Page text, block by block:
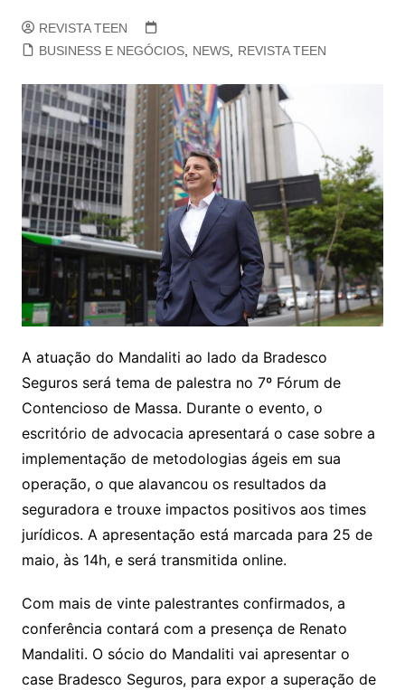
REVISTA TEEN
BUSINESS E NEGÓCIOS, NEWS, REVISTA TEEN
A atuação do Mandaliti ao lado da Bradesco
Seguros será tema de palestra no 7º Fórum de
Contencioso de Massa. Durante o evento, o
escritório de advocacia apresentará o case sobre a
implementação de metodologias ágeis em sua
operação, o que alavancou os resultados da
seguradora e trouxe impactos positivos aos times
jurídicos. A apresentação está marcada para 25 de
maio, às 14h, e será transmitida online.
Com mais de vinte palestrantes confirmados, a
conferência contará com a presença de Renato
Mandaliti. O sócio do Mandaliti vai apresentar o
case Bradesco Seguros, para expor a superação de